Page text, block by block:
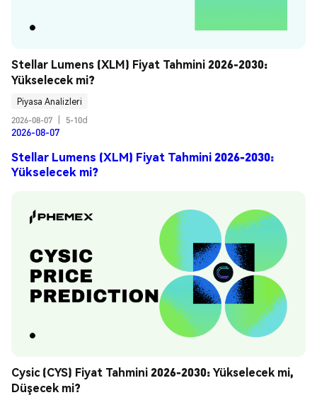
Stellar Lumens (XLM) Fiyat Tahmini 2026-2030:
Yükselecek mi?
Piyasa Analizleri
2026-08-07
5-10d
2026-08-07
Stellar Lumens (XLM) Fiyat Tahmini 2026-2030:
Yükselecek mi?
Cysic (CYS) Fiyat Tahmini 2026-2030: Yükselecek mi,
Düşecek mi?